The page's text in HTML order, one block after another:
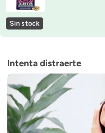
Sin stock
Intenta distraerte